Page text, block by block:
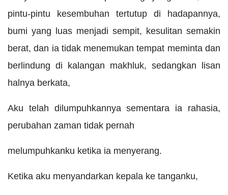
pintu-pintu kesembuhan tertutup di hadapannya,
bumi yang luas menjadi sempit, kesulitan semakin
berat, dan ia tidak menemukan tempat meminta dan
berlindung di kalangan makhluk, sedangkan lisan
halnya berkata,
Aku telah dilumpuhkannya sementara ia rahasia,
perubahan zaman tidak pernah
melumpuhkanku ketika ia menyerang.
Ketika aku menyandarkan kepala ke tanganku,